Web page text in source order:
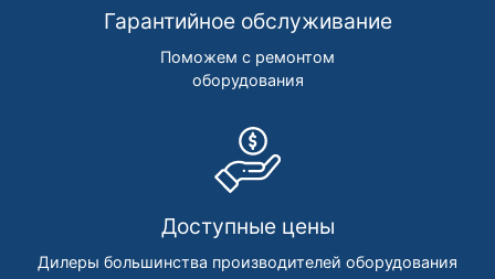
Гарантийное обслуживание
Поможем с ремонтом
оборудования
Доступные цены
Дилеры большинства производителей оборудования